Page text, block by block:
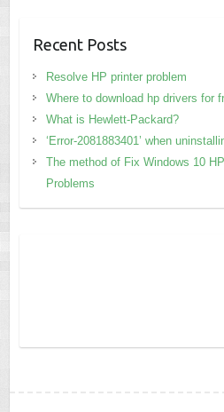
Recent Posts
Resolve HP printer problem
Where to download hp drivers for
What is Hewlett-Packard?
‘Error-2081883401’ when
The method of Fix Windows 10
Problems